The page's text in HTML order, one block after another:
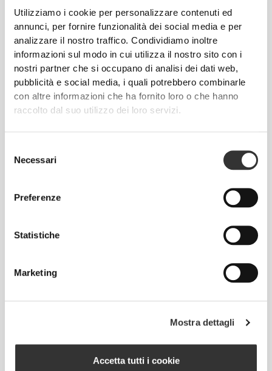
Utilizziamo i cookie per personalizzare contenuti ed
annunci, per fornire funzionalità dei social media e per
analizzare il nostro traffico. Condividiamo inoltre
informazioni sul modo in cui utilizza il nostro sito con i
nostri partner che si occupano di analisi dei dati web,
pubblicità e social media, i quali potrebbero combinarle
con altre informazioni che ha fornito loro o che hanno
raccolto dal suo utilizzo dei loro servizi.
delNecessari
Preferenze
Statistiche
Marketing
Mostra dettagli
Accetta tutti i cookie
allenamento o la tua corsa.
PROGETTATO CON LA
TECNOLOGIAREVOKNIT
RevoKnit
è un'avanzata tecnologia di lavorazione a
maglia sviluppata da Prozis che dà vita a capi di
abbigliamento ad alte prestazioni, come una
seconda pelle e con maggiore elasticità, supporto e
ha migliori prestazioni, fa sentire meglio
TECNOLOGIA DELLE FIBRE